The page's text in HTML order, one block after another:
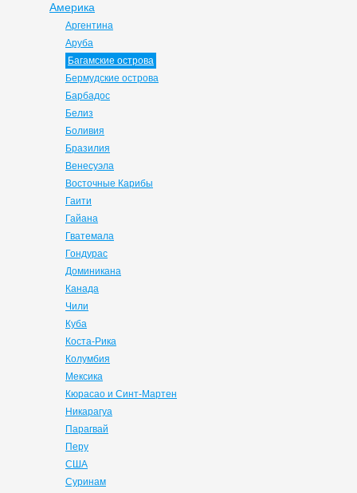
Америка
Аргентина
Аруба
Багамские острова
Бермудские острова
Барбадос
Белиз
Боливия
Бразилия
Венесуэла
Восточные Карибы
Гаити
Гайана
Гватемала
Гондурас
Доминикана
Канада
Чили
Куба
Коста-Рика
Колумбия
Мексика
Кюрасао и Синт-Мартен
Никарагуа
Парагвай
Перу
США
Суринам